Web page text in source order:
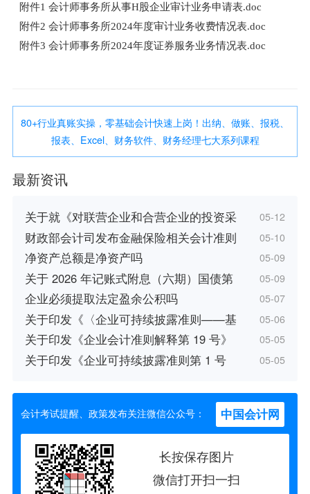
附件1 会计师事务所从事H股企业审计业务申请表.doc
附件2 会计师事务所2024年度审计业务收费情况表.doc
附件3 会计师事务所2024年度证券服务业务情况表.doc
80+行业真账实操，零基础会计快速上岗！出纳、做账、报税、
报表、Excel、财务软件、财务经理七大系列课程
最新资讯
关于就《对联营企业和合营企业的投资采 05-12
财政部会计司发布金融保险相关会计准则 05-10
净资产总额是净资产吗 05-09
关于 2026 年记账式附息（六期）国债第 05-09
企业必须提取法定盈余公积吗 05-07
关于印发《〈企业可持续披露准则——基 05-06
关于印发《企业会计准则解释第 19 号》 05-05
关于印发《企业可持续披露准则第 1 号 05-05
会计考试提醒、政策发布关注微信公众号： 中国会计网
长按保存图片
微信打开扫一扫